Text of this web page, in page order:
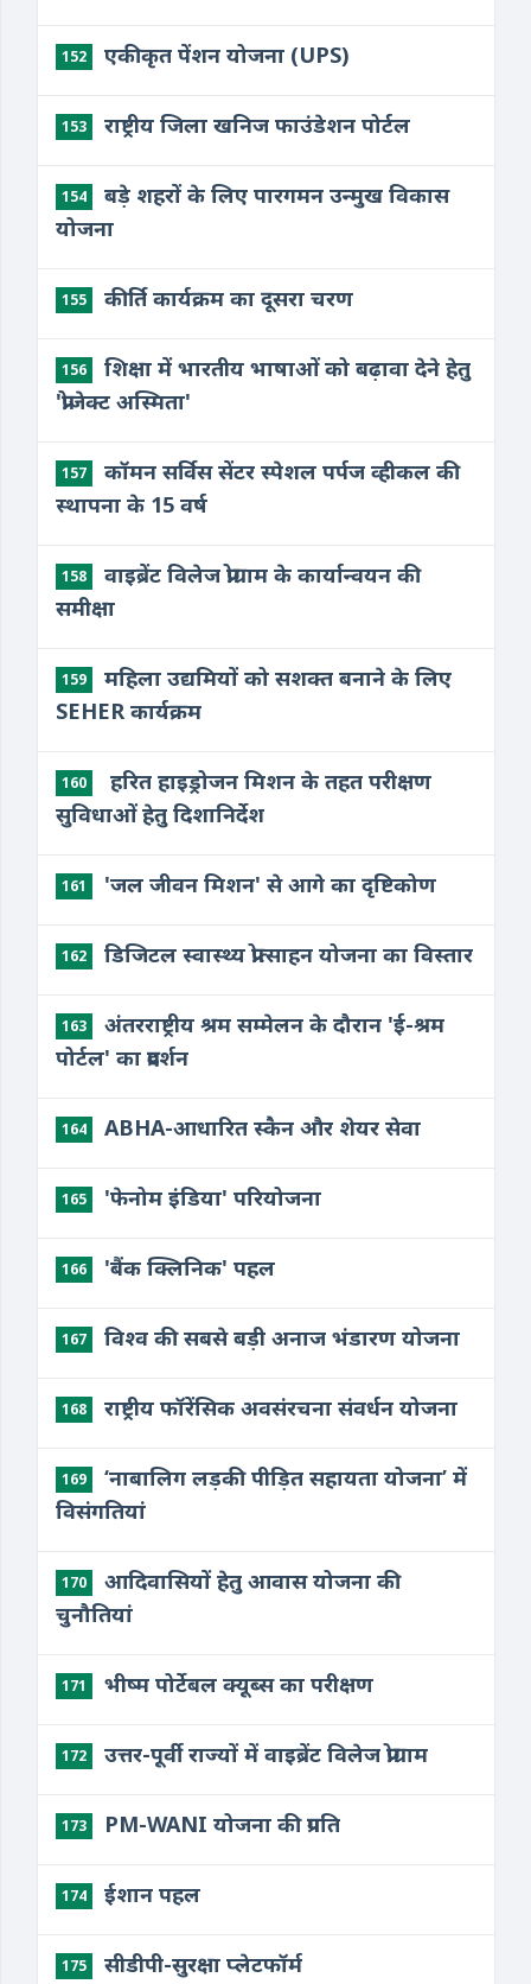
152 ​एकीकृत पेंशन योजना (UPS)
153 राष्ट्रीय जिला खनिज फाउंडेशन पोर्टल
154
बड़े शहरों के लिए पारगमन उन्मुख विकास
योजना
155 कीर्ति कार्यक्रम का दूसरा चरण
156
शिक्षा में भारतीय भाषाओं को बढ़ावा देने हेतु
'प्रोजेक्ट अस्मिता'
157
कॉमन सर्विस सेंटर स्पेशल पर्पज व्हीकल की
स्थापना के 15 वर्ष
158
वाइब्रेंट विलेज प्रोग्राम के कार्यान्वयन की
समीक्षा
159
महिला उद्यमियों को सशक्त बनाने के लिए
SEHER कार्यक्रम
160
​ हरित हाइड्रोजन मिशन के तहत परीक्षण
सुविधाओं हेतु दिशानिर्देश
161 ​'जल जीवन मिशन' से आगे का दृष्टिकोण
162 ​डिजिटल स्वास्थ्य प्रोत्साहन योजना का विस्तार
163
अंतरराष्ट्रीय श्रम सम्मेलन के दौरान 'ई-श्रम
पोर्टल' का प्रदर्शन
164 ​ABHA-आधारित स्कैन और शेयर सेवा
165 ​'फेनोम इंडिया' परियोजना
166 ​'बैंक क्लिनिक' पहल
167 ​विश्व की सबसे बड़ी अनाज भंडारण योजना
168 ​राष्ट्रीय फॉरेंसिक अवसंरचना संवर्धन योजना
169
‘नाबालिग लड़की पीड़ित सहायता योजना’ में
विसंगतियां
170
आदिवासियों हेतु आवास योजना की
चुनौतियां
171 भीष्म पोर्टेबल क्यूब्स का परीक्षण
172 उत्तर-पूर्वी राज्यों में वाइब्रेंट विलेज प्रोग्राम
173 PM-WANI योजना की प्रगति
174 ईशान पहल
175 सीडीपी-सुरक्षा प्लेटफॉर्म